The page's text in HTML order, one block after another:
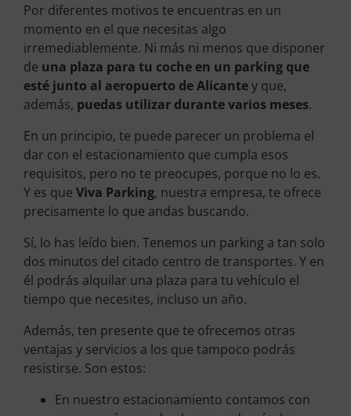
Por diferentes motivos te encuentras en un
momento en el que necesitas algo
irremediablemente. Ni más ni menos que disponer
de una plaza para tu coche en un parking que
esté junto al aeropuerto de Alicantey que,
además, puedas utilizar durante varios meses.
En un principio, te puede parecer un problema el
dar con el estacionamiento que cumpla esos
requisitos, pero no te preocupes, porque no lo es.
Y es que Viva Parking, nuestra empresa, te ofrece
precisamente lo que andas buscando.
Sí, lo has leído bien. Tenemos un parking a tan solo
dos minutos del citado centro de transportes. Y en
él podrás alquilar una plaza para tu vehículo el
tiempo que necesites, incluso un año.
Además, ten presente que te ofrecemos otras
ventajas y servicios a los que tampoco podrás
resistirse. Son estos:
En nuestro estacionamiento contamos con